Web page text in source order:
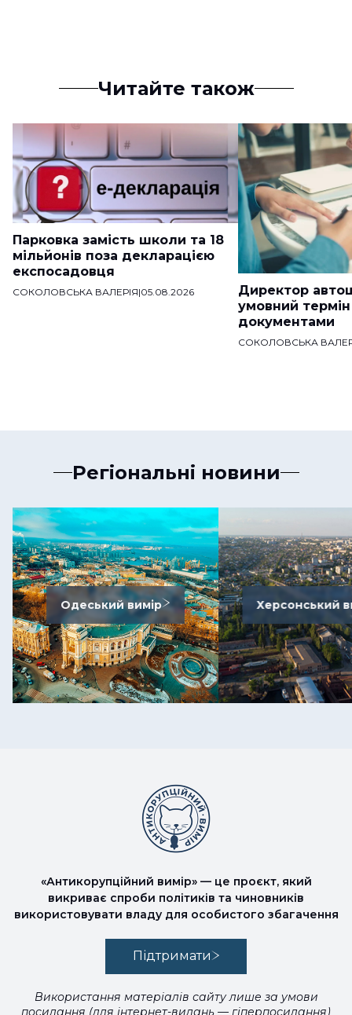
Читайте також
Парковка замість школи та 18
мільйонів поза декларацією
експосадовця
СОКОЛОВСЬКА ВАЛЕРІЯ|05.08.2026
Директор
умовний
документами
СОКОЛОВСЬКА
Регіональні новини
Одеський вимір Херсонський
«Антикорупційний вимір» — це проєкт, який
викриває спроби політиків та чиновників
використовувати владу для особистого збагачення
Підтримати
Використання матеріалів сайту лише за умови
посилання (для інтернет-видань — гіперпосилання)